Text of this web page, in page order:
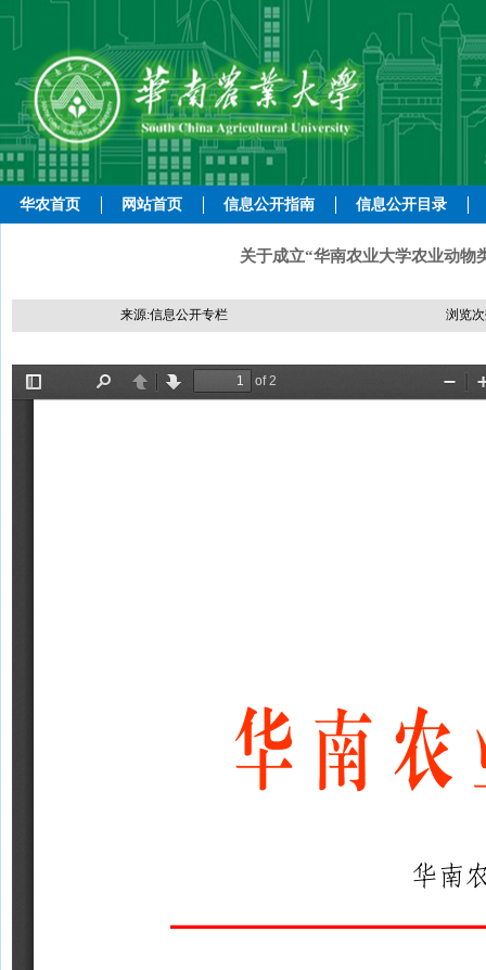
华农首页 网站首页 信息公开指南 信息公开目录
关于成立“华南农业大学农业动物
来源:信息公开专栏 浏览